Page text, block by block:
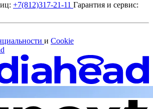
+7(812)317-21-11 Гарантия и сервис:
и Cookie